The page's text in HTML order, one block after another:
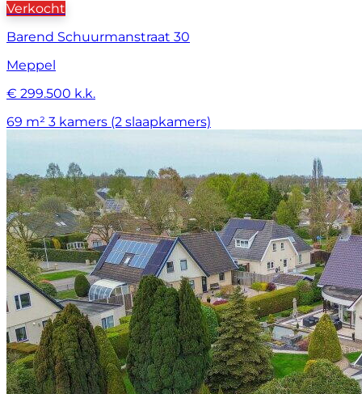
Verkocht
Barend Schuurmanstraat 30
Meppel
€ 299.500 k.k.
69 m² 3 kamers (2 slaapkamers)